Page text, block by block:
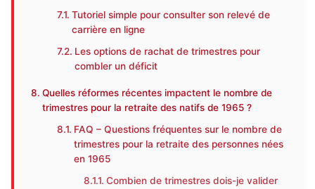
Tutoriel simple pour consulter son relevé de
carrière en ligne
Les options de rachat de trimestres pour
combler un déficit
Quelles réformes récentes impactent le nombre de
trimestres pour la retraite des natifs de 1965 ?
FAQ – Questions fréquentes sur le nombre de
trimestres pour la retraite des personnes nées
en 1965
Combien de trimestres dois-je valider